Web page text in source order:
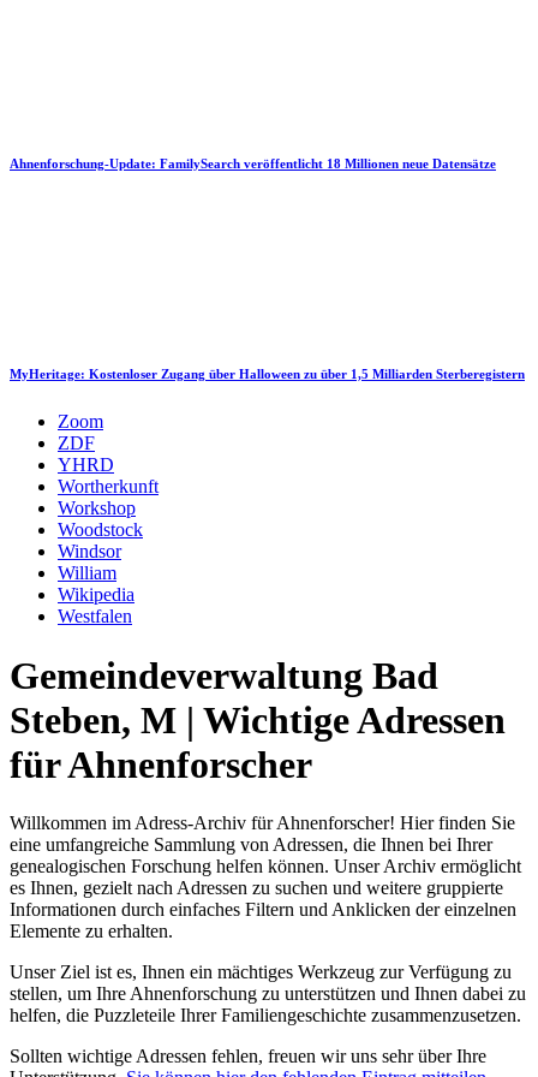
Ahnenforschung-Update: FamilySearch veröffentlicht 18 Millionen neue Datensätze
MyHeritage: Kostenloser Zugang über Halloween zu über 1,5 Milliarden Sterberegistern
Zoom
ZDF
YHRD
Wortherkunft
Workshop
Woodstock
Windsor
William
Wikipedia
Westfalen
Gemeindeverwaltung Bad
Steben, M | Wichtige Adressen
für Ahnenforscher
Willkommen im Adress-Archiv für Ahnenforscher! Hier finden Sie
eine umfangreiche Sammlung von Adressen, die Ihnen bei Ihrer
genealogischen Forschung helfen können. Unser Archiv ermöglicht
es Ihnen, gezielt nach Adressen zu suchen und weitere gruppierte
Informationen durch einfaches Filtern und Anklicken der einzelnen
Elemente zu erhalten.
Unser Ziel ist es, Ihnen ein mächtiges Werkzeug zur Verfügung zu
stellen, um Ihre Ahnenforschung zu unterstützen und Ihnen dabei zu
helfen, die Puzzleteile Ihrer Familiengeschichte zusammenzusetzen.
Sollten wichtige Adressen fehlen, freuen wir uns sehr über Ihre